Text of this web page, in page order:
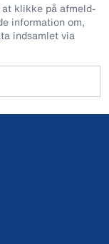
klikke på afmeld-
information om,
indsamlet via